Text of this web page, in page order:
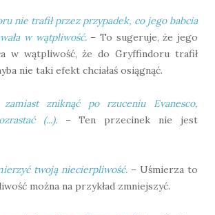
nie trafił przez przypadek, co jego babcia
w wątpliwość. – To sugeruje, że jego
w wątpliwość, że do Gryffindoru trafił
nie taki efekt chciałaś osiągnąć.
zniknąć po rzuceniu Evanesco,
(...).– Ten przecinek nie jest
twoją niecierpliwość. – Uśmierza to
można na przykład zmniejszyć.